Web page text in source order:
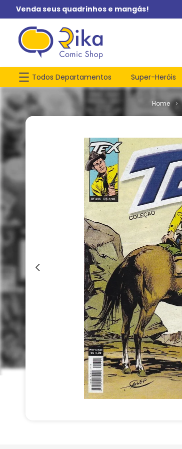
Venda seus quadrinhos e mangás!
Todos Departamentos Super-Heróis